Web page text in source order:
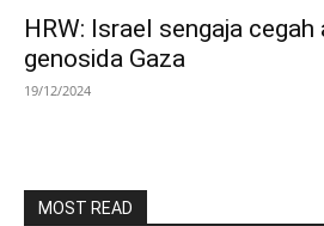
HRW: Israel sengaja
genosida Gaza
19/12/2024
MOST READ